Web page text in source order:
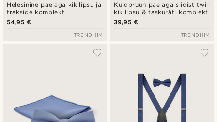
Helesinine paelaga kikilipsu ja
trakside komplekt
54,95 €
TRENDHIM
Kuldpruun paelaga siidist twill
kikilipsu & taskuräti komplekt
39,95 €
TRENDHIM